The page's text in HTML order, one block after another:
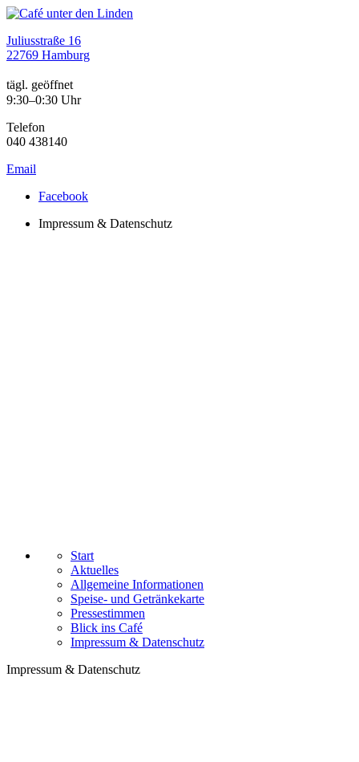
Juliusstraße 16
22769 Hamburg
tägl. geöffnet
9:30–0:30 Uhr
Telefon
040 438140
Email
Facebook
Impressum & Datenschutz
Start
Aktuelles
Allgemeine Informationen
Speise- und Getränkekarte
Pressestimmen
Blick ins Café
Impressum & Datenschutz
Impressum & Datenschutz